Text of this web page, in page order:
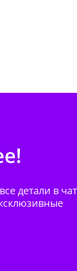
детали в